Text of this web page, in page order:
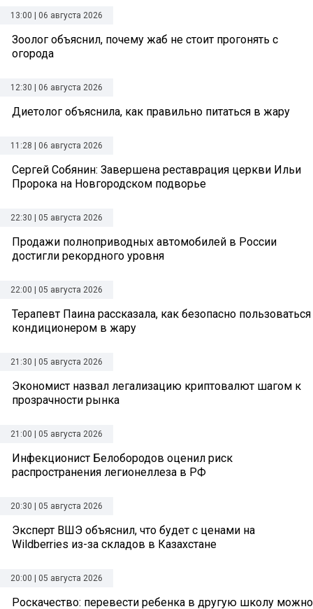
13:00 | 06 августа 2026
Зоолог объяснил, почему жаб не стоит прогонять с
огорода
12:30 | 06 августа 2026
Диетолог объяснила, как правильно питаться в жару
11:28 | 06 августа 2026
Сергей Собянин: Завершена реставрация церкви Ильи
Пророка на Новгородском подворье
22:30 | 05 августа 2026
Продажи полноприводных автомобилей в России
достигли рекордного уровня
22:00 | 05 августа 2026
Терапевт Паина рассказала, как безопасно пользоваться
кондиционером в жару
21:30 | 05 августа 2026
Экономист назвал легализацию криптовалют шагом к
прозрачности рынка
21:00 | 05 августа 2026
Инфекционист Белобородов оценил риск
распространения легионеллеза в РФ
20:30 | 05 августа 2026
Эксперт ВШЭ объяснил, что будет с ценами на
Wildberries из-за складов в Казахстане
20:00 | 05 августа 2026
Роскачество: перевести ребенка в другую школу можно